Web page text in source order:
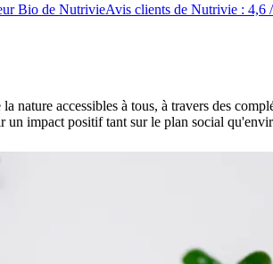
Bio de NutrivieAvis clients de Nutrivie : 4,6
accessibles à tous, à travers des
un impact positif tant sur le plan social